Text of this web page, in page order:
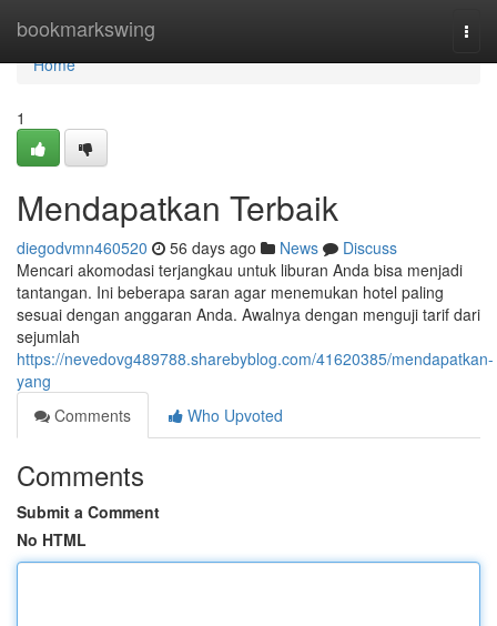
bookmarkswing
Home
Home
1
Mendapatkan Terbaik
diegodvmn460520 56 days ago News
Discuss
Mencari akomodasi terjangkau untuk liburan Anda bisa menjadi
tantangan. Ini beberapa saran agar menemukan hotel paling
sesuai dengan anggaran Anda. Awalnya dengan menguji tarif dari
sejumlah
https://nevedovg489788.sharebyblog.com/41620385/mendapatkan-
yang
Comments
Who Upvoted
Comments
Submit a Comment
No HTML